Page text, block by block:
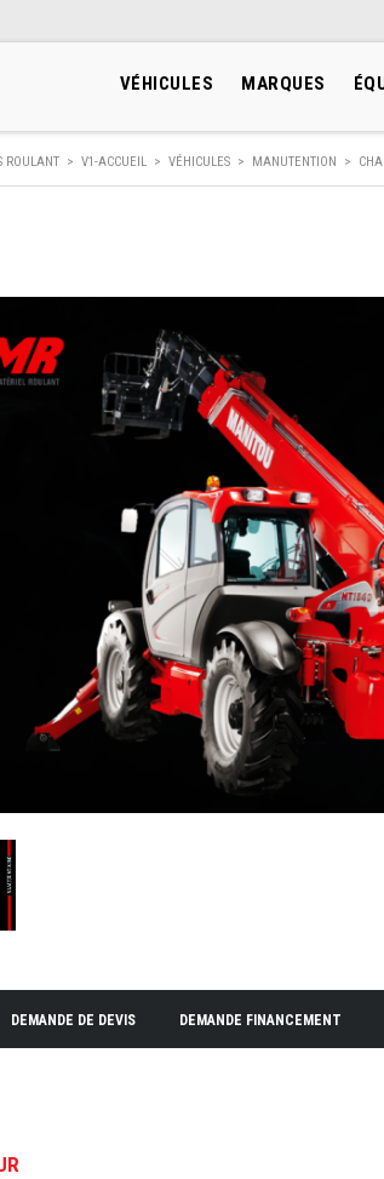
VÉHICULES MARQUES
ROULANT > V1-ACCUEIL > VÉHICULES > MANUTENTION >
DEMANDE DE DEVIS DEMANDE FINANCEMENT